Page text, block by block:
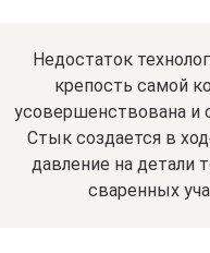
Недостаток
крепость самой
усовершенствована и
Стык создается в
давление на детали
сваренных